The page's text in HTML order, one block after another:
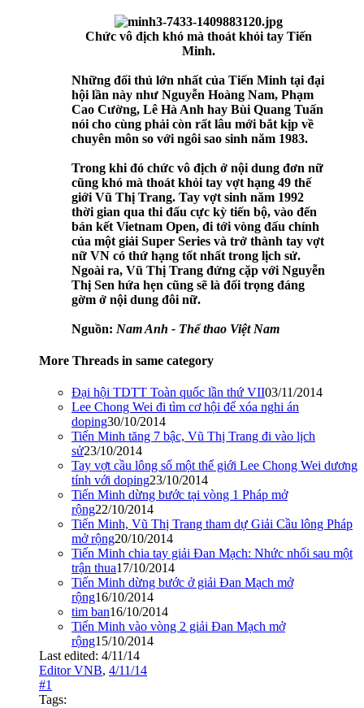
Chức vô địch khó mà thoát khỏi tay Tiến
Minh.
Những đối thủ lớn nhất của Tiến Minh tại đại
hội lần này như Nguyễn Hoàng Nam, Phạm
Cao Cường, Lê Hà Anh hay Bùi Quang Tuấn
nói cho cùng phải còn rất lâu mới bắt kịp về
chuyên môn so với ngôi sao sinh năm 1983.
Trong khi đó chức vô địch ở nội dung đơn nữ
cũng khó mà thoát khỏi tay vợt hạng 49 thế
giới Vũ Thị Trang. Tay vợt sinh năm 1992
thời gian qua thi đấu cực kỳ tiến bộ, vào đến
bán kết Vietnam Open, đi tới vòng đấu chính
của một giải Super Series và trở thành tay vợt
nữ VN có thứ hạng tốt nhất trong lịch sử.
Ngoài ra, Vũ Thị Trang đứng cặp với Nguyễn
Thị Sen hứa hẹn cũng sẽ là đối trọng đáng
gờm ở nội dung đôi nữ.
Nguồn: Nam Anh - Thể thao Việt Nam
More Threads in same category
Đại hội TDTT Toàn quốc lần thứ VII03/11/2014
Lee Chong Wei đi tìm cơ hội để xóa nghi án
doping30/10/2014
Tiến Minh tăng 7 bậc, Vũ Thị Trang đi vào lịch
sử23/10/2014
Tay vợt cầu lông số một thế giới Lee Chong Wei dương
tính với doping23/10/2014
Tiến Minh dừng bước tại vòng 1 Pháp mở
rộng22/10/2014
Tiến Minh, Vũ Thị Trang tham dự Giải Cầu lông Pháp
mở rộng20/10/2014
Tiến Minh chia tay giải Đan Mạch: Nhức nhối sau một
trận thua17/10/2014
Tiến Minh dừng bước ở giải Đan Mạch mở
rộng16/10/2014
tim ban16/10/2014
Tiến Minh vào vòng 2 giải Đan Mạch mở
rộng15/10/2014
Last edited: 4/11/14
Editor VNB, 4/11/14
#1
Tags: